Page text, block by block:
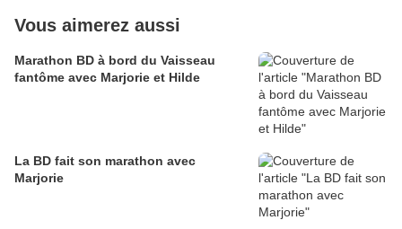
Vous aimerez aussi
Marathon BD à bord du Vaisseau
fantôme avec Marjorie et Hilde
La BD fait son marathon avec
Marjorie